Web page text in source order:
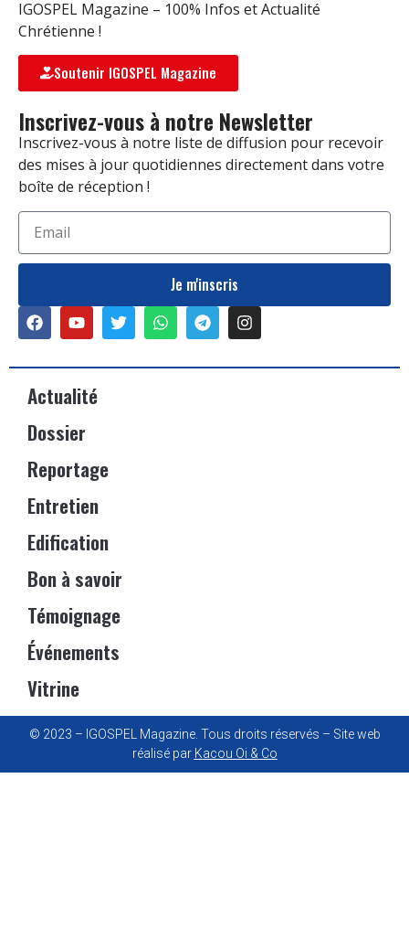
IGOSPEL Magazine – 100% Infos et Actualité
Chrétienne !
Soutenir IGOSPEL Magazine
Inscrivez-vous à notre Newsletter
Inscrivez-vous à notre liste de diffusion pour recevoir
des mises à jour quotidiennes directement dans votre
boîte de réception !
Je m'inscris
Actualité
Dossier
Reportage
Entretien
Edification
Bon à savoir
Témoignage
Événements
Vitrine
© 2023 – IGOSPEL Magazine. Tous droits réservés – Site web
réalisé par Kacou Oi & Co